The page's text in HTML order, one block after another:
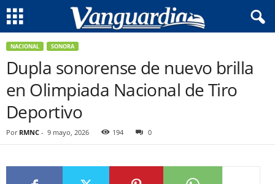
NACIONAL SONORA
Dupla sonorense de nuevo brilla
en Olimpiada Nacional de Tiro
Deportivo
Por RMNC - 9 mayo, 2026 194 0